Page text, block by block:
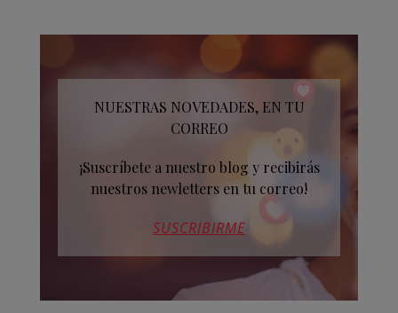
NUESTRAS NOVEDADES, EN TU
CORREO
¡Suscríbete a nuestro blog y recibirás
nuestros newletters en tu correo!
SUSCRIBIRME